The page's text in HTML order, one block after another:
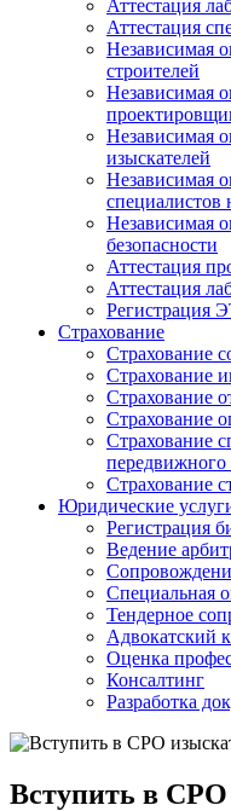
Аттестация
Аттестация
Независимая
строителей
Независимая
Независимая
изыскателей
Независимая
специалистов
Независимая
безопасности
Аттестация
Аттестация
Регистрация
Страхование
Страхование
Страхование
Страхование
Страхование
Страхование
передвижного
Страхование
Юридические
Регистрация
Ведение
Специальная
Тендерное
Адвокатский
Оценка
Консалтинг
Разработка
Вступить в СРО